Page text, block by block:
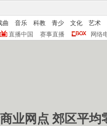
曲 音乐 科教 青少 文化
艺术
直播中国 赛事直播 网络
业网点 郊区平均